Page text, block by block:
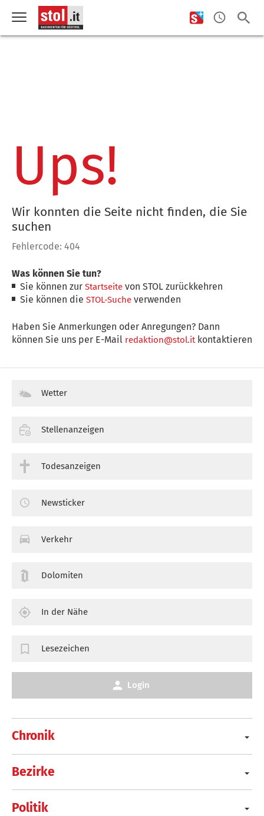
Ups!
Wir konnten die Seite nicht finden, die Sie
suchen
Fehlercode: 404
Was können Sie tun?
Sie können zurStartseite von STOL zurückkehren
Sie können dieSTOL-Suche verwenden
Haben Sie Anmerkungen oder Anregungen? Dann
können Sie uns per E-Mail redaktion@stol.itkontaktieren
Chronik
Bezirke
Politik
Wetter
Stellenanzeigen
Todesanzeigen
Newsticker
Verkehr
Dolomiten
In der Nähe
Lesezeichen
Login